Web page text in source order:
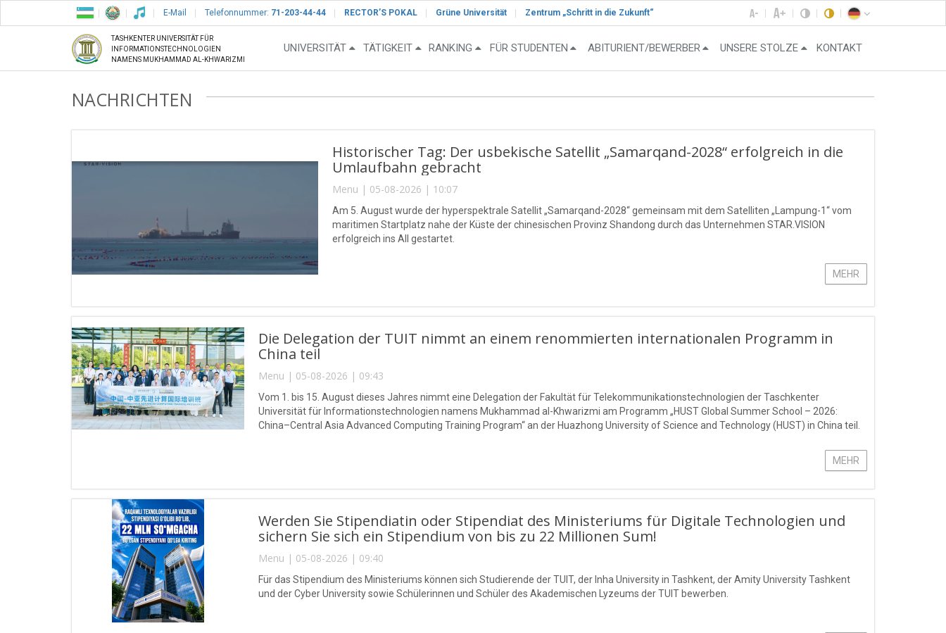
E-Mail Telefonnummer: 71-203-44-44 RECTOR’S POKAL Grüne Universität Zentrum „Schritt in die Zukunft“
TASHKENTER UNIVERSITÄT FÜR
INFORMATIONSTECHNOLOGIEN
NAMENS MUKHAMMAD AL-KHWARIZMI
UNIVERSITÄT TÄTIGKEIT RANKING FÜR STUDENTEN ABITURIENT/BEWERBER UNSERE STOLZE KONTAKT
NACHRICHTEN
Historischer Tag: Der usbekische Satellit „Samarqand-2028“ erfolgreich in die
Umlaufbahn gebracht
Menu | 05-08-2026 | 10:07
Am 5. August wurde der hyperspektrale Satellit „Samarqand-2028“ gemeinsam mit dem Satelliten „Lampung-1“ vom
maritimen Startplatz nahe der Küste der chinesischen Provinz Shandong durch das Unternehmen STAR.VISION
erfolgreich ins All gestartet.
MEHR
Die Delegation der TUIT nimmt an einem renommierten internationalen Programm in
China teil
Menu | 05-08-2026 | 09:43
Vom 1. bis 15. August dieses Jahres nimmt eine Delegation der Fakultät für Telekommunikationstechnologien der Taschkenter
Universität für Informationstechnologien namens Mukhammad al-Khwarizmi am Programm „HUST Global Summer School – 2026:
China–Central Asia Advanced Computing Training Program“ an der Huazhong University of Science and Technology (HUST) in China teil.
MEHR
Werden Sie Stipendiatin oder Stipendiat des Ministeriums für Digitale Technologien und
sichern Sie sich ein Stipendium von bis zu 22 Millionen Sum!
Menu | 05-08-2026 | 09:40
Für das Stipendium des Ministeriums können sich Studierende der TUIT, der Inha University in Tashkent, der Amity University Tashkent
und der Cyber University sowie Schülerinnen und Schüler des Akademischen Lyzeums der TUIT bewerben.